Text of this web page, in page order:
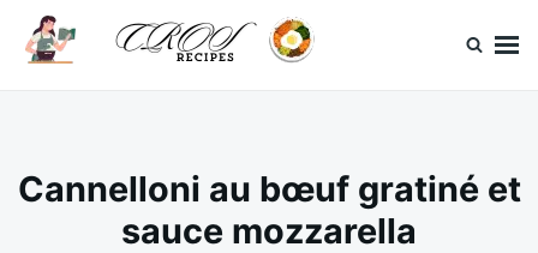
SkipSearch
for:
Cannelloni au bœuf gratiné et
sauce mozzarella